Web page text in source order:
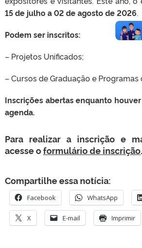
15 de julho a 02 de agosto de 2026.
Podem ser inscritos:
– Projetos Unificados;
– Cursos de Graduação e
Inscrições abertas enquanto
agenda.
Para realizar a inscrição e
acesse oformulário de inscrição.
Compartilhe essa notícia:
Facebook WhatsApp
X E-mail Imprimir